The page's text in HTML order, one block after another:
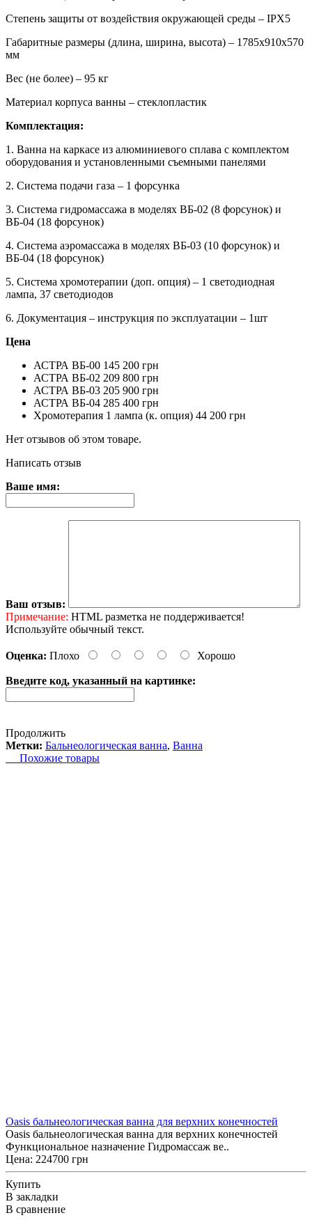
Степень защиты от воздействия окружающей среды – IPX5
Габаритные размеры (длина, ширина, высота) – 1785х910х570
мм
Вес (не более) – 95 кг
Материал корпуса ванны – стеклопластик
Комплектация:
1. Ванна на каркасе из алюминиевого сплава с комплектом
оборудования и установленными съемными панелями
2. Система подачи газа – 1 форсунка
3. Система гидромассажа в моделях ВБ-02 (8 форсунок) и
ВБ-04 (18 форсунок)
4. Система аэромассажа в моделях ВБ-03 (10 форсунок) и
ВБ-04 (18 форсунок)
5. Система хромотерапии (доп. опция) – 1 светодиодная
лампа, 37 светодиодов
6. Документация – инструкция по эксплуатации – 1шт
Цена
АСТРА ВБ-00 145 200 грн
АСТРА ВБ-02 209 800 грн
АСТРА ВБ-03 205 900 грн
АСТРА ВБ-04 285 400 грн
Хромотерапия 1 лампа (к. опция) 44 200 грн
Нет отзывов об этом товаре.
Написать отзыв
Ваше имя:
Ваш отзыв:
Примечание: HTML разметка не поддерживается!
Используйте обычный текст.
Оценка: Плохо Хорошо
Введите код, указанный на картинке:
Продолжить
Метки: Бальнеологическая ванна, Ванна
Похожие товары
Oasis бальнеологическая ванна для верхних конечностей
Oasis бальнеологическая ванна для верхних конечностей
Функциональное назначение Гидромассаж ве..
Цена: 224700 грн
Купить
В закладки
В сравнение